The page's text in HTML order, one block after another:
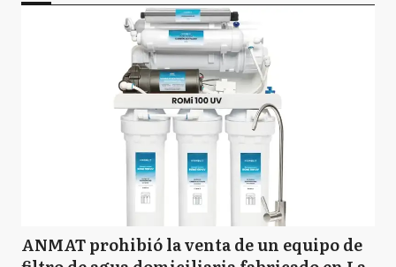
ANMAT prohibió la venta de un equipo de